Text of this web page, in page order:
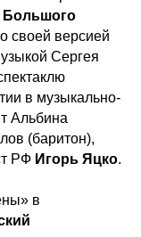
Большого
своей версией
Сергея
в музыкально-
Альбина
(баритон),
РФ Игорь Яцко.
в